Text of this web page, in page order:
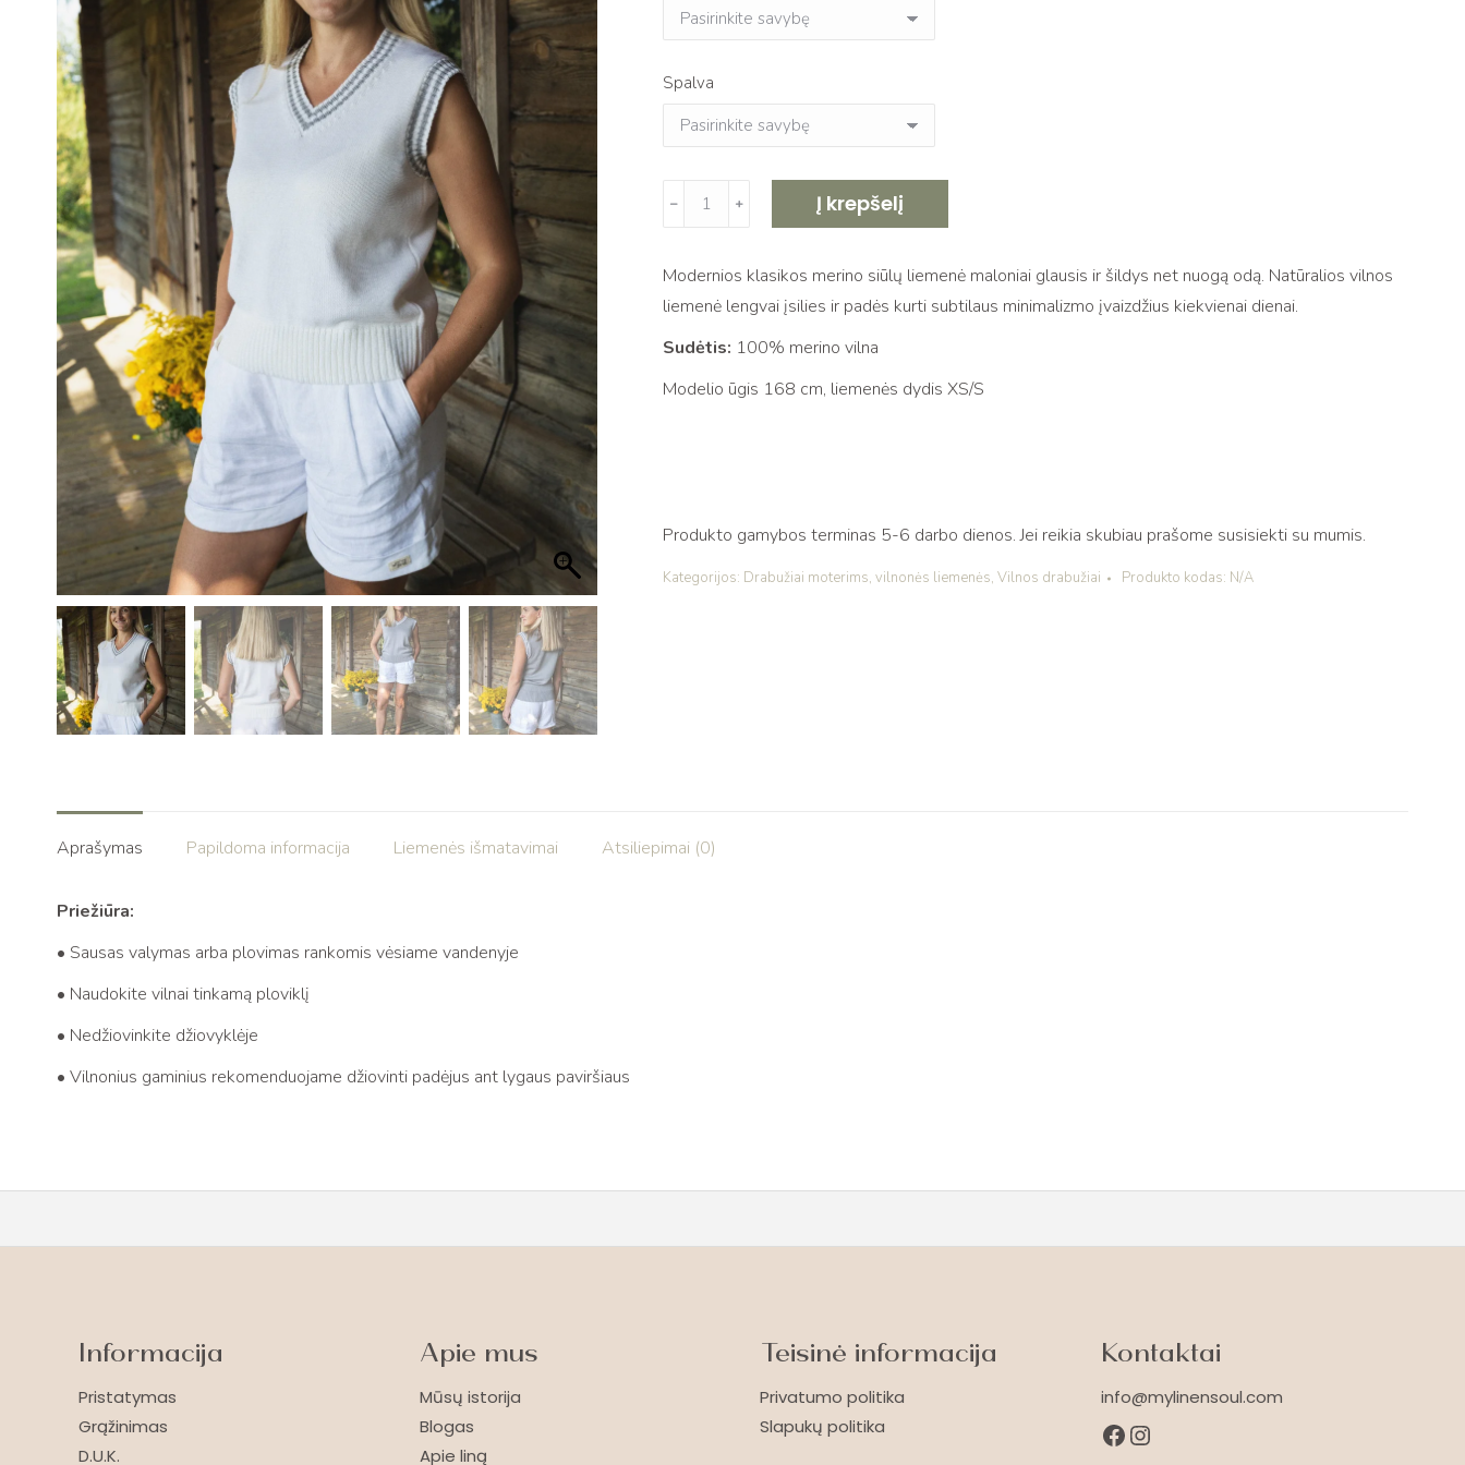
Spalva
produkto
kiekis:
merino
vilnos
liemenė
SIMA
﹣ ﹢ Į krepšelį
Modernios klasikos merino siūlų liemenė maloniai glausis ir šildys net nuogą odą. Natūralios vilnos
liemenė lengvai įsilies ir padės kurti subtilaus minimalizmo įvaizdžius kiekvienai dienai.
Sudėtis: 100% merino vilna
Modelio ūgis 168 cm, liemenės dydis XS/S
Produkto gamybos terminas 5-6 darbo dienos. Jei reikia skubiau prašome susisiekti su mumis.
Kategorijos: Drabužiai moterims, vilnonės liemenės, Vilnos drabužiai Produkto kodas: N/A
Aprašymas Papildoma informacija Liemenės išmatavimai Atsiliepimai (0)
Priežiūra:
• Sausas valymas arba plovimas rankomis vėsiame vandenyje
• Naudokite vilnai tinkamą ploviklį
• Nedžiovinkite džiovyklėje
• Vilnonius gaminius rekomenduojame džiovinti padėjus ant lygaus paviršiaus
Informacija
Pristatymas
Grąžinimas
D.U.K.
Apie mus
Mūsų istorija
Blogas
Apie liną
Teisinė informacija
Privatumo politika
Slapukų politika
Kontaktai
info@mylinensoul.com
Facebook
Instagram